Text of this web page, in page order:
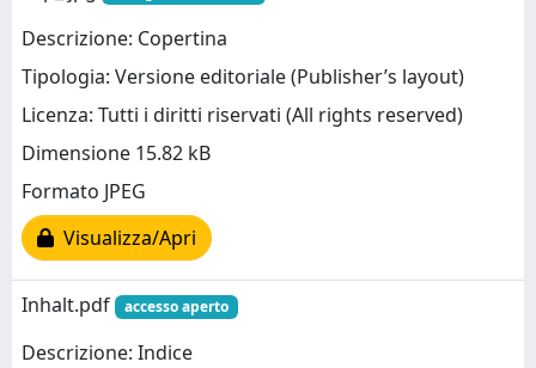
Descrizione: Copertina
Tipologia: Versione editoriale (Publisher’s layout)
Licenza: Tutti i diritti riservati (All rights reserved)
Dimensione 15.82 kB
Formato JPEG
Visualizza/Apri
Inhalt.pdf accesso aperto
Descrizione: Indice